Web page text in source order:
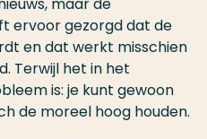
ervoor gezorgd dat de
en dat werkt misschien
Terwijl het in het
is: je kunt gewoon
de moreel hoog houden.